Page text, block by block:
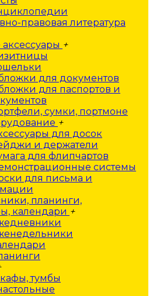
правовая литература
+
для документов
для паспортов и
сумки, портмоне
+
для досок
и держатели
для флипчартов
системы
для письма и
планинги,
календари +
тумбы